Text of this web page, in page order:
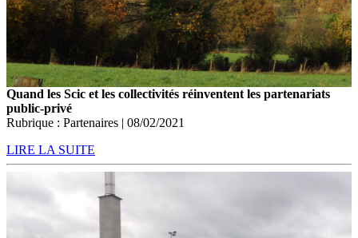
Quand les Scic et les collectivités réinventent les partenariats
public-privé
Rubrique : Partenaires | 08/02/2021
LIRE LA SUITE